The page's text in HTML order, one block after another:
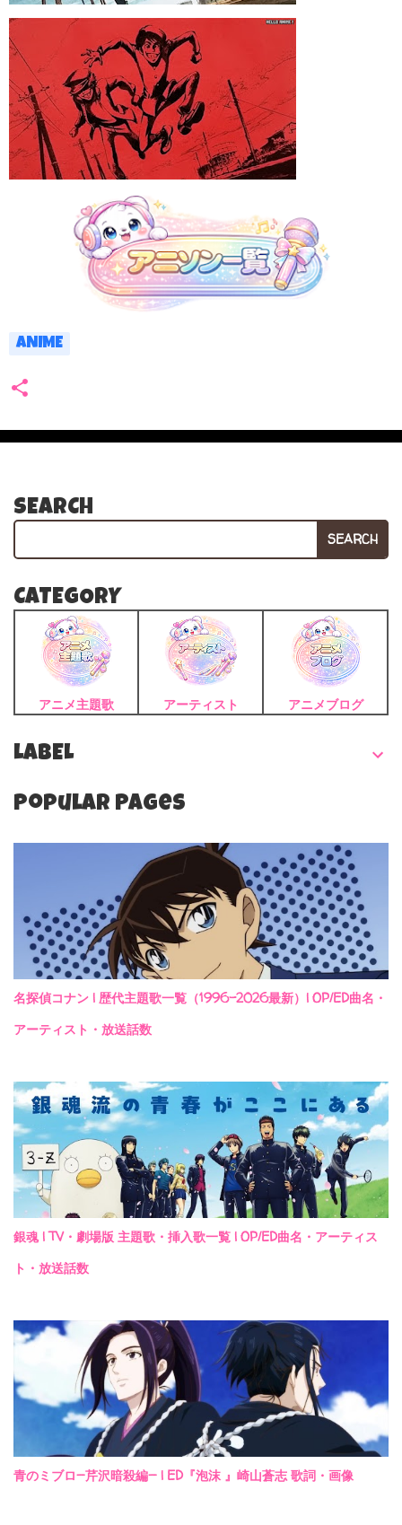
ANIME
SEARCH
SEARCH
CATEGORY
アニメ主題歌 アーティスト アニメブログ
LABEL
Popular Pages
名探偵コナン | 歴代主題歌一覧（1996-2026最新）| OP/ED曲名・
アーティスト・放送話数
銀魂 | TV・劇場版 主題歌・挿入歌一覧 | OP/ED曲名・アーティス
ト・放送話数
青のミブロ—芹沢暗殺編— | ED『泡沫 』崎山蒼志 歌詞・画像